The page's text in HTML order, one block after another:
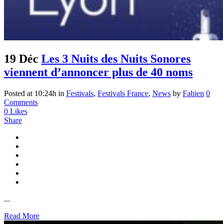
19 Déc Les 3 Nuits des Nuits Sonores
viennent d’annoncer plus de 40 noms
Posted at 10:24h in Festivals, Festivals France, News by Fabien 0
Comments
0 Likes
Share
...
Read More